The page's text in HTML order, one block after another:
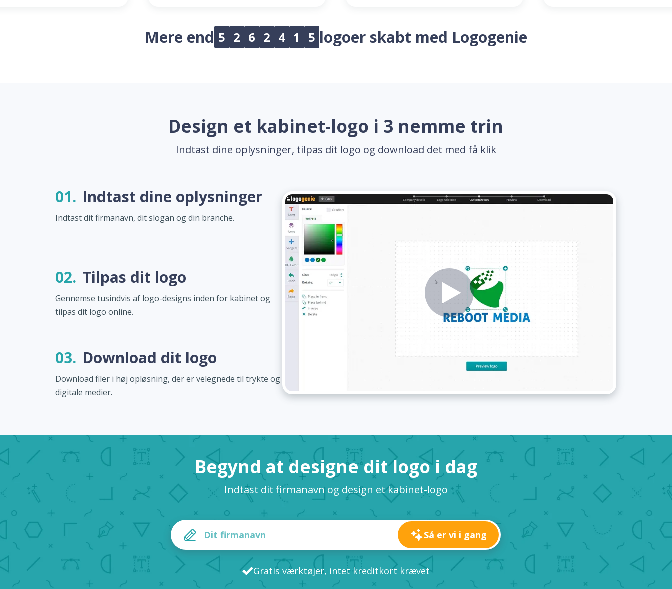
Mere end 5 2 6 2 4 1 5 logoer skabt med Logogenie
Design et kabinet-logo i 3 nemme trin
Indtast dine oplysninger, tilpas dit logo og download det med få klik
01. Indtast dine oplysninger
Indtast dit firmanavn, dit slogan og din branche.
02. Tilpas dit logo
Gennemse tusindvis af logo-designs inden for kabinet og
tilpas dit logo online.
03. Download dit logo
Download filer i høj opløsning, der er velegnede til trykte og
digitale medier.
Begynd at designe dit logo i dag
Indtast dit firmanavn og design et kabinet-logo
Så er vi i gang
Gratis værktøjer, intet kreditkort krævet